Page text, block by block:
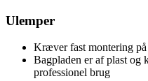
Ulemper
Kræver fast montering
Bagpladen er af plast og
professionel brug